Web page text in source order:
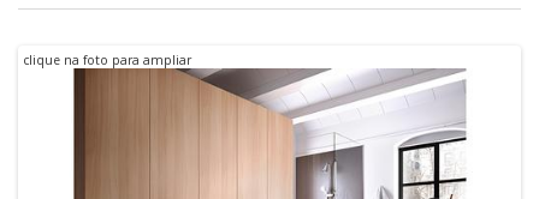
clique na foto para ampliar